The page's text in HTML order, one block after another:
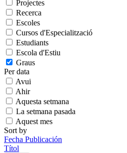
Projectes
Recerca
Escoles
Cursos d'Especialització
Estudiants
Escola d'Estiu
Graus
Per data
Avui
Ahir
Aquesta setmana
La setmana pasada
Aquest mes
Sort by
Fecha Publicación
Títol